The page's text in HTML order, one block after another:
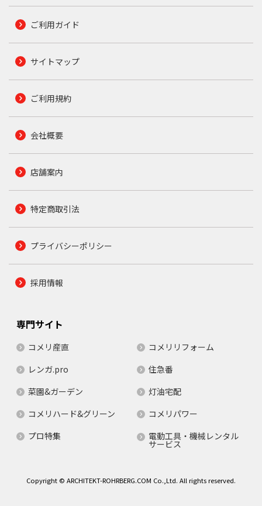
ご利用ガイド
サイトマップ
ご利用規約
会社概要
店舗案内
特定商取引法
プライバシーポリシー
採用情報
専門サイト
コメリ産直
コメリリフォーム
レンガ.pro
住急番
菜園&ガーデン
灯油宅配
コメリハード&グリーン
コメリパワー
プロ特集
電動工具・機械レンタル
サービス
Copyright © ARCHITEKT-ROHRBERG.COM Co.,Ltd. All rights reserved.